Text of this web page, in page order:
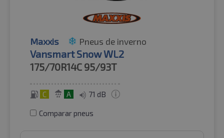
Maxxis Pneus de inverno
Vansmart Snow WL2
175/70R14C 95/93T
C A 71 dB
Comparar pneus